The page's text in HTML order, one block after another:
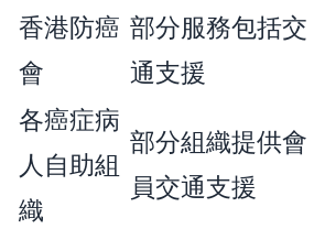
香港防癌
會
部分服務包括交
通支援
各癌症病
人自助組
織
部分組織提供會
員交通支援